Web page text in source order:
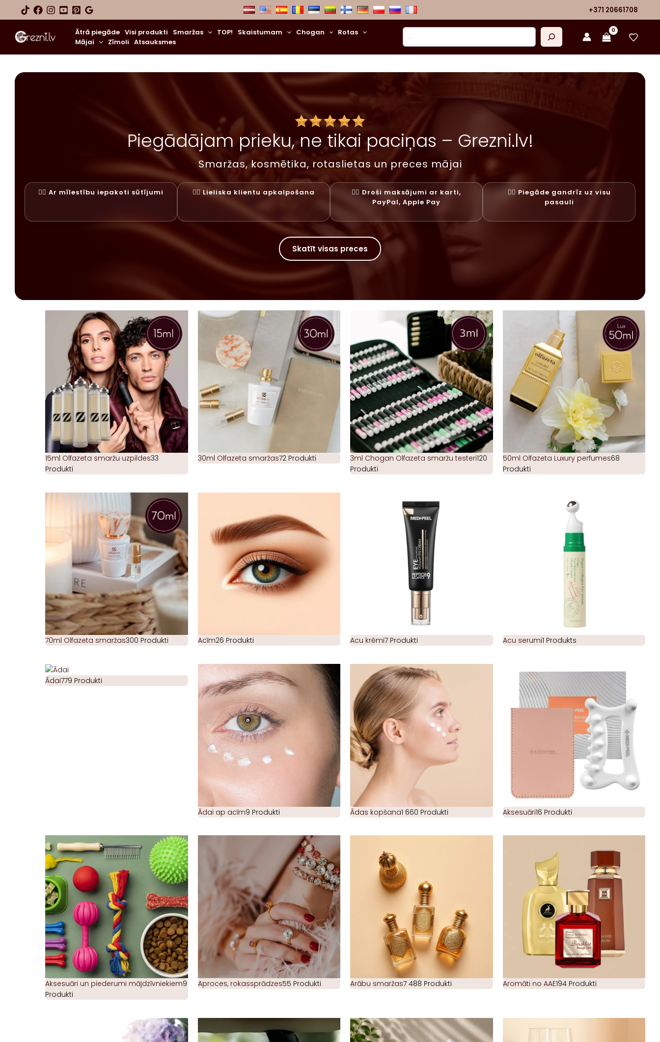
+371 20661708
Ātrā piegāde Visi produkti Smaržas TOP! Skaistumam Chogan
Rotas
Mājai
Zīmoli Atsauksmes
Meklēt
Piegādājam prieku, ne tikai paciņas – Grezni.lv!
Smaržas, kosmētika, rotaslietas un preces mājai
✓⃝ Ar mīlestību iepakoti sūtījumi ✓⃝ Lieliska klientu apkalpošana
✓⃝ Droši maksājumi ar karti,
PayPal, Apple Pay
✓⃝ Piegāde gandrīz uz visu
pasauli
Skatīt visas preces
15ml Olfazeta smaržu uzpildes33
Produkti
30ml Olfazeta smaržas72 Produkti 3ml Chogan Olfazeta smaržu testeri120
Produkti
50ml Olfazeta Luxury perfumes68
Produkti
70ml Olfazeta smaržas300 Produkti Acīm26 Produkti Acu krēmi7 Produkti Acu serumi1 Produkts
Ādai779 Produkti
Ādai ap acīm9 Produkti Ādas kopšana1 660 Produkti Aksesuāri16 Produkti
Aksesuāri un piederumi mājdzīvniekiem9
Produkti
Aproces, rokassprādzes55 Produkti Arābu smaržas7 488 Produkti Aromāti no AAE194 Produkti